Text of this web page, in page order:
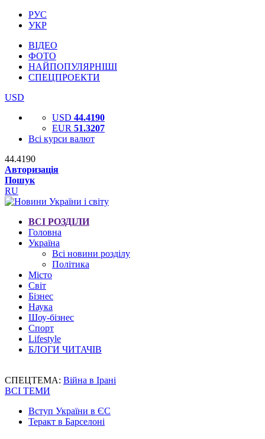
РУС
УКР
ВІДЕО
ФОТО
НАЙПОПУЛЯРНІШІ
СПЕЦПРОЕКТИ
USD
USD 44.4190
EUR 51.3207
Всі курси валют
44.4190
Авторизація
Пошук
RU
ВСІ РОЗДІЛИ
Головна
Україна
Всі новини розділу
Політика
Місто
Світ
Бізнес
Наука
Шоу-бізнес
Спорт
Lifestyle
БЛОГИ ЧИТАЧІВ
СПЕЦТЕМА: Війна в Ірані
ВСІ ТЕМИ
Вступ України в ЄС
Теракт в Барселоні